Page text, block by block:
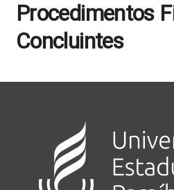
Procedimentos
Concluintes